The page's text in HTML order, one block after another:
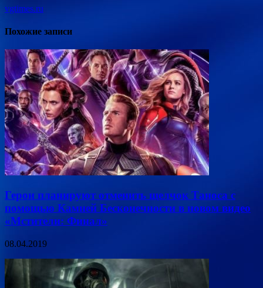
vgtimes.ru
Похожие записи
Герои планируют отменить щелчок Таноса с
помощью Камней Бесконечности в новом видео
«Мстители: Финал»
08.04.2019